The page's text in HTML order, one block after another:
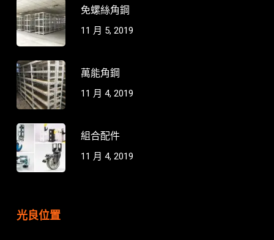
免螺絲角鋼
11 月 5, 2019
萬能角鋼
11 月 4, 2019
組合配件
11 月 4, 2019
光良位置